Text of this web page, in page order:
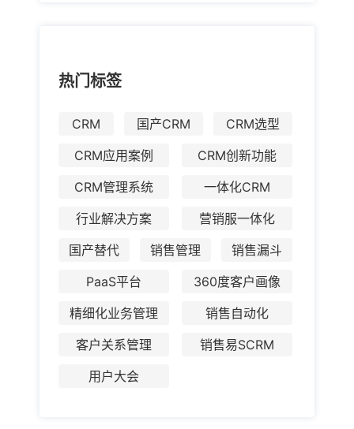
热门标签
CRM 国产CRM
CRM选型
CRM应用案例
CRM创新功能
CRM管理系统
一体化CRM
行业解决方案
营销服一体化
国产替代
销售管理
销售漏斗
PaaS平台
360度客户画像
精细化业务管理
销售自动化
客户关系管理
销售易SCRM
用户大会